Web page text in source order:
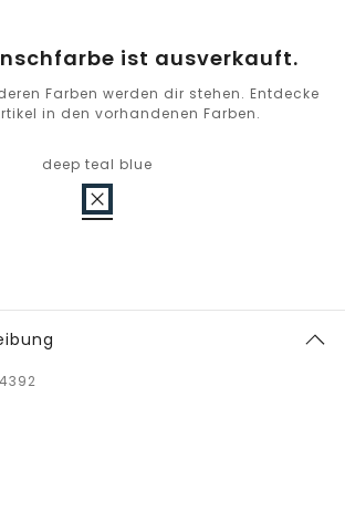
ist ausverkauft.
Farben werden dir stehen. Entdecke
in den vorhandenen Farben.
deep teal blue